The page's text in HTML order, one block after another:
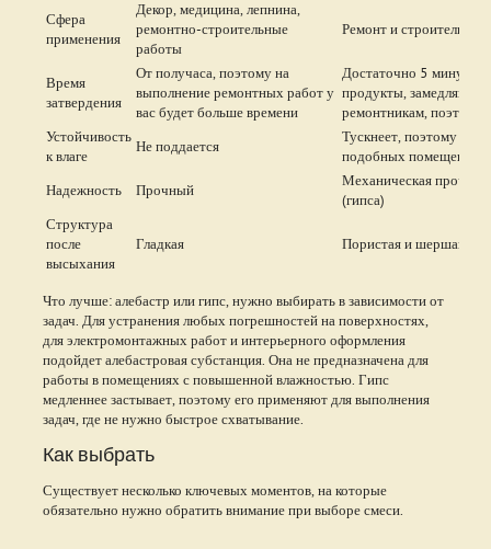
Сфера
применения
Декор, медицина, лепнина,
ремонтно-строительные
работы
Ремонт и
Время
затвердения
От получаса, поэтому на
выполнение ремонтных работ у
вас будет больше времени
Достаточно 5 минут.
продукты,
ремонтникам, поэтому
Устойчивость
к влаге
Не поддается
Тускнеет, поэтому без
подобных помещениях
Надежность
Прочный
Механическая
(гипса)
Структура
после
высыхания
Гладкая Пористая и шершавая
Что лучше: алебастр или гипс, нужно выбирать в зависимости от
задач. Для устранения любых погрешностей на поверхностях,
для электромонтажных работ и интерьерного оформления
подойдет алебастровая субстанция. Она не предназначена для
работы в помещениях с повышенной влажностью. Гипс
медленнее застывает, поэтому его применяют для выполнения
задач, где не нужно быстрое схватывание.
Как выбрать
Существует несколько ключевых моментов, на которые
обязательно нужно обратить внимание при выборе смеси.